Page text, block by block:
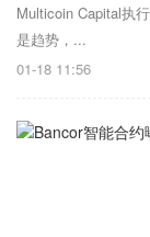
Multicoin Capital执
是趋势，...
01-18 11:56